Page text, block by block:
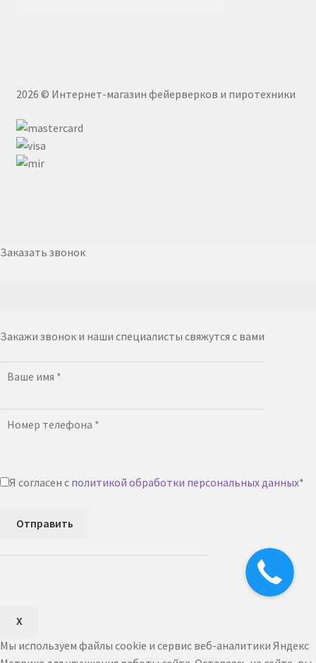
2026 © Интернет-магазин фейерверков и пиротехники
Заказать звонок
Закажи звонок и наши специалисты свяжутся с вами
Я согласен с политикой обработки персональных данных*
Отправить
X
Мы используем файлы cookie и сервис веб-аналитики Яндекс